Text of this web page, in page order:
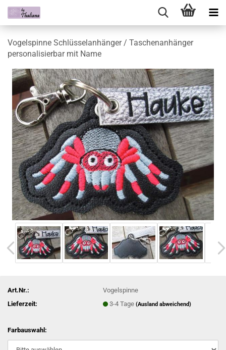
Vogelspinne Schlüsselanhänger / Taschenanhänger
personalisierbar mit Name
Art.Nr.:
Vogelspinne
Lieferzeit:
3-4 Tage(Ausland abweichend)
Farbauswahl: